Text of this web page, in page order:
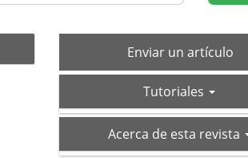
Enviar
un
Enviar un artículo
Tutoriales
acerca-Acerca de esta revista